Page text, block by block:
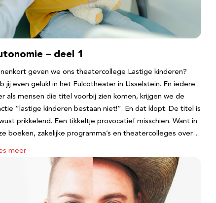
– deel 1
geven we ons theatercollege Lastige kinderen?
jij even geluk! in het Fulcotheater in IJsselstein. En iedere
als mensen die titel voorbij zien komen, krijgen we de
“lastige kinderen bestaan niet!”. En dat klopt. De titel is
prikkelend. Een tikkeltje provocatief misschien. Want in
boeken, zakelijke programma’s en theatercolleges over…
meer